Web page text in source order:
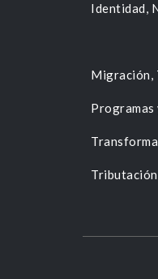
Identidad,
Migración,
Programas
Tributación